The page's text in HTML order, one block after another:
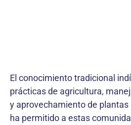
El conocimiento tradicional
prácticas de agricultura,
y aprovechamiento de plantas
ha permitido a estas